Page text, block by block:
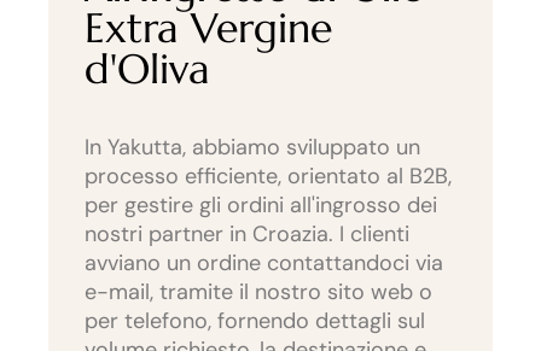
Extra Vergine
d'Oliva
In Yakutta, abbiamo sviluppato un
processo efficiente, orientato al B2B,
per gestire gli ordini all'ingrosso dei
nostri partner in Croazia. I clienti
avviano un ordine contattandoci via
e-mail, tramite il nostro sito web o
per telefono, fornendo dettagli sul